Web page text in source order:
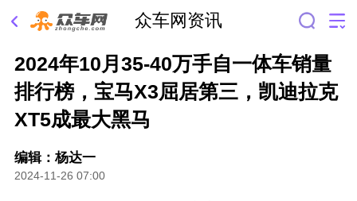
众车网资讯
2024年10月35-40万手自一体车销量
排行榜，宝马X3屈居第三，凯迪拉克
XT5成最大黑马
编辑：杨达一
2024-11-26 07:00